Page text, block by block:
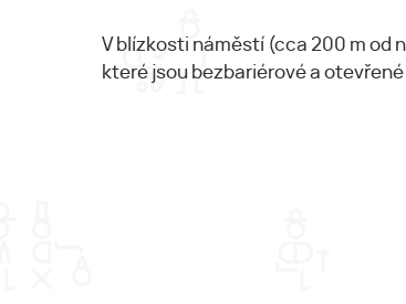
V blízkosti náměstí (cca 200 m od
které jsou bezbariérové a